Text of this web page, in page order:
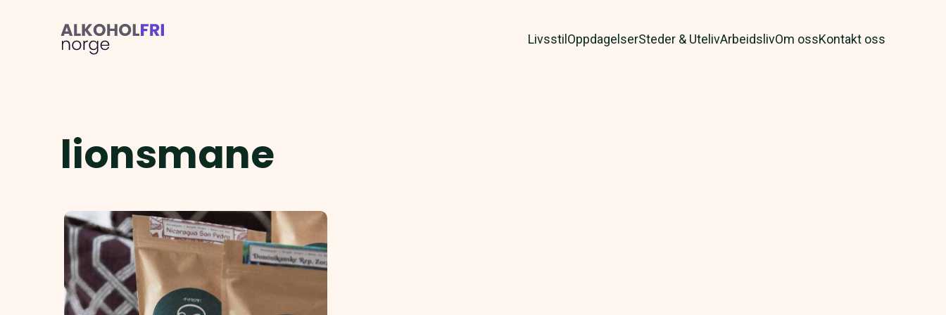
LivsstilOppdagelserSteder & UtelivArbeidslivOm ossKontakt oss
lionsmane